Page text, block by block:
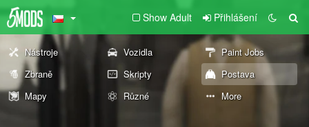
Show Adult Přihlášení
Nástroje Vozidla
Paint Jobs
Zbraně
Skripty
Postava
Mapy
Různé More